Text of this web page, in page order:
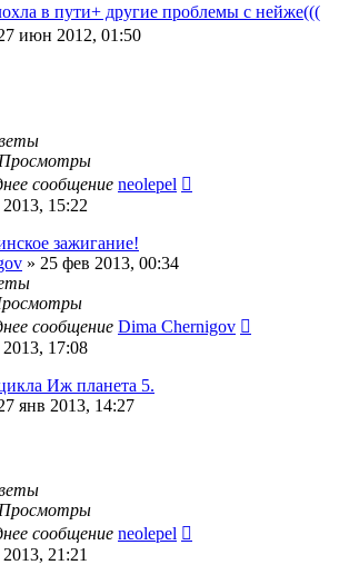
в пути+ другие проблемы с нейже(((
июн 2012, 01:50
Просмотры
сообщение neolepel
15:22
зажигание!
» 25 фев 2013, 00:34
сообщение Dima Chernigov
17:08
Иж планета 5.
янв 2013, 14:27
Просмотры
сообщение neolepel
21:21